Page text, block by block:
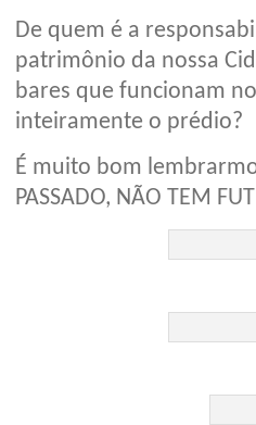
De quem é a
patrimônio da nossa
bares que funcionam
inteiramente o prédio?
É muito bom
PASSADO, NÃO TEM